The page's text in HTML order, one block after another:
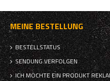
MEINE BESTELLUNG
BESTELLSTATUS
SENDUNG VERFOLGEN
ICH MÖCHTE EIN PRODUKT